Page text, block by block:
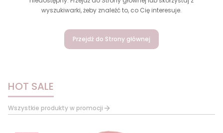
wyszukiwarki, żeby znaleźć to, co Cię interesuje.
Przejdź do Strony głównej
HOT SALE
Wszystkie produkty w promocji